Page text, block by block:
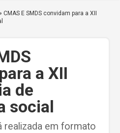
CMAS E SMDS convidam para a XII
a XII
de
social
realizada em formato